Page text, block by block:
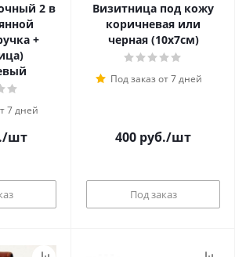
2 в
+
7 дней
/шт
Визитница под кожу
коричневая или
черная (10х7см)
Под заказ от 7 дней
400 руб./шт
Под заказ